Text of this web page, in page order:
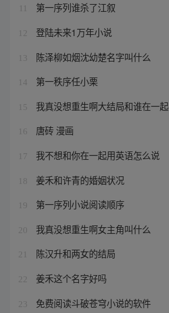
第一序列谁杀了江叙
12 登陆未来1万年小说
13 陈泽柳如烟沈幼楚名字叫什么
14 第一秩序任小栗
15 我真没想重生啊大结局和谁在一起
16 唐砖 漫画
17 我不想和你在一起用英语怎么说
18 姜禾和许青的婚姻状况
19 第一序列小说阅读顺序
20 我真没想重生啊女主角叫什么
21 陈汉升和两女的结局
22 姜禾这个名字好吗
23 免费阅读斗破苍穹小说的软件